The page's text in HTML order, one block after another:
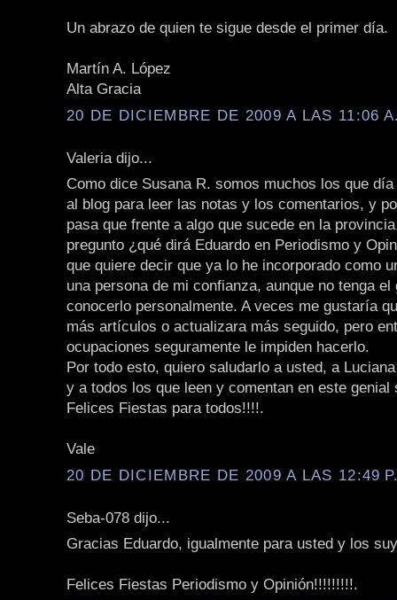
Un abrazo de quien te sigue desde el primer día.
Martín A. López
Alta Gracia
20 DE DICIEMBRE DE 2009 A LAS 11:06
Valeria dijo...
Como dice Susana R. somos muchos los que
al blog para leer las notas y los comentarios, y
pasa que frente a algo que sucede en la
pregunto ¿qué dirá Eduardo en Periodismo y
que quiere decir que ya lo he incorporado como
una persona de mi confianza, aunque no tenga el
conocerlo personalmente. A veces me gustaría
más artículos o actualizara más seguido, pero
ocupaciones seguramente le impiden hacerlo.
Por todo esto, quiero saludarlo a usted, a
y a todos los que leen y comentan en este genial
Felices Fiestas para todos!!!!.
Vale
20 DE DICIEMBRE DE 2009 A LAS 12:49
Seba-078 dijo...
Gracias Eduardo, igualmente para usted y los
Felices Fiestas Periodismo y Opinión!!!!!!!!!.